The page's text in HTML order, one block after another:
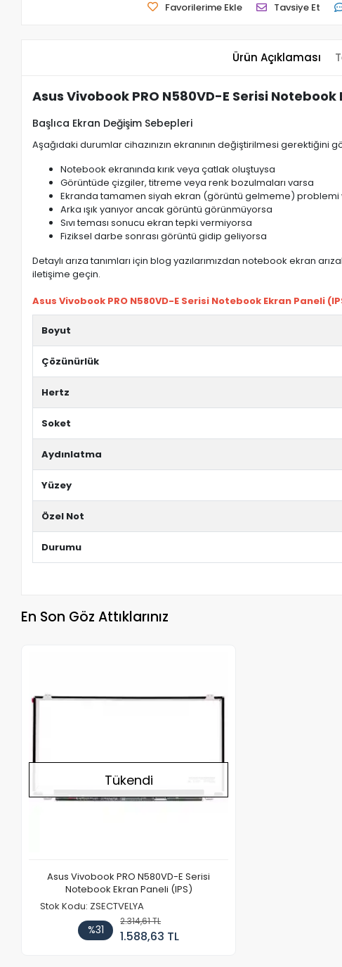
Favorilerime Ekle Tavsiye Et
Ürün Açıklaması
Asus Vivobook PRO N580VD-E Serisi Notebook
Başlıca Ekran Değişim Sebepleri
Aşağıdaki durumlar cihazınızın ekranının değiştirilmesi gerektiğini
Notebook ekranında kırık veya çatlak oluştuysa
Görüntüde çizgiler, titreme veya renk bozulmaları varsa
Ekranda tamamen siyah ekran (görüntü gelmeme) problemi
Arka ışık yanıyor ancak görüntü görünmüyorsa
Sıvı teması sonucu ekran tepki vermiyorsa
Fiziksel darbe sonrası görüntü gidip geliyorsa
Detaylı arıza tanımları için blog yazılarımızdan notebook ekran
iletişime geçin.
Asus Vivobook PRO N580VD-E Serisi Notebook Ekran Paneli
Boyut
Çözünürlük
Hertz
Soket
Aydınlatma
Yüzey
Özel Not
Durumu
En Son Göz Attıklarınız
Tükendi
Asus Vivobook PRO N580VD-E Serisi
Notebook Ekran Paneli (IPS)
Stok Kodu: ZSECTVELYA
%31
2.314,61 TL
1.588,63 TL